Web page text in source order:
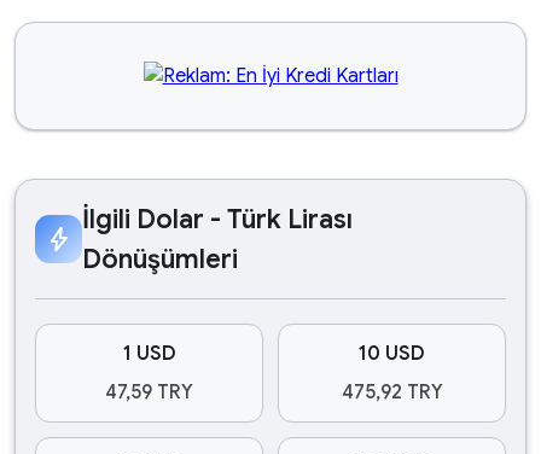
bolt
İlgili Dolar - Türk Lirası
Dönüşümleri
1 USD
47,59 TRY
10 USD
475,92 TRY